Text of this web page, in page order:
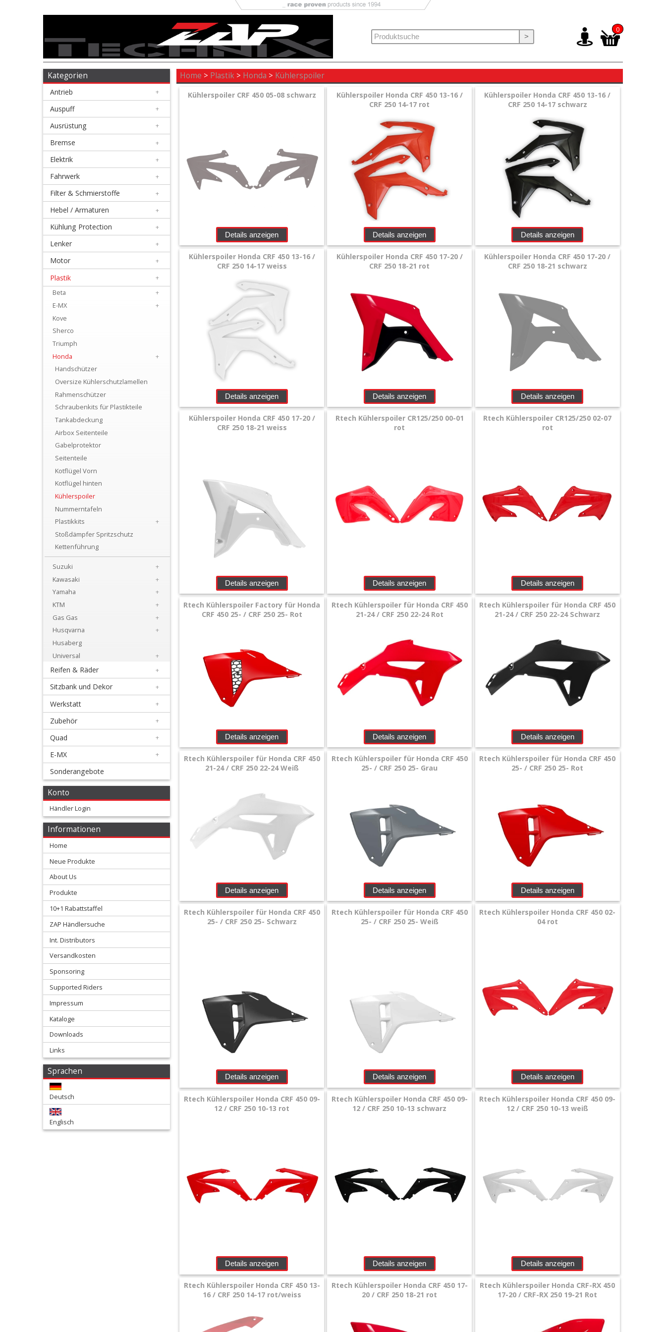
Antrieb
Auspuff
Ausrüstung
Bremse
Elektrik
Fahrwerk
Schmierstoffe
Armaturen
Kühlung
Protection
Sherco
Triumph
Honda
Handschützer
Oversize
Kühlerschutzlamellen
Rahmenschützer
Schraubenkits
Plastikteile
Tankabdeckung
Airbox
Seitenteile
Gabelprotektor
Seitenteile
Kotflügel
Kotflügel
hinten
Kühlerspoiler
Nummerntafeln
Plastikkits
>
0
Kategorien
Antrieb +
Auspuff +
Ausrüstung +
Bremse +
Elektrik +
Fahrwerk +
Filter & Schmierstoffe +
Hebel / Armaturen +
Kühlung Protection +
Lenker +
Motor +
Plastik
+
Beta
+
E-MX
+
Kove
Sherco
Triumph
Honda
+
Handschützer
Oversize Kühlerschutzlamellen
Rahmenschützer
Schraubenkits für Plastikteile
Tankabdeckung
Airbox Seitenteile
Gabelprotektor
Seitenteile
Kotflügel Vorn
Kotflügel hinten
Kühlerspoiler
Nummerntafeln
Plastikkits
+
Stoßdämpfer Spritzschutz
Kettenführung
Suzuki
+
Kawasaki
+
Yamaha
+
KTM
+
Gas Gas
+
Husqvarna
+
Husaberg
Universal
+
Reifen & Räder +
Sitzbank und Dekor +
Werkstatt +
Zubehör +
Quad +
E-MX +
Sonderangebote
Konto
Händler Login
Informationen
Home
Neue Produkte
About Us
Produkte
10+1 Rabattstaffel
ZAP Händlersuche
Int. Distributors
Versandkosten
Sponsoring
Supported Riders
Impressum
Kataloge
Downloads
Links
Sprachen
Deutsch
Englisch
Home > Plastik > Honda > Kühlerspoiler
Kühlerspoiler CRF 450 05-08 schwarz
Details anzeigen
Kühlerspoiler Honda CRF 450 13-16 /
CRF 250 14-17 rot
Details anzeigen
Kühlerspoiler Honda CRF 450 13-16 /
CRF 250 14-17 schwarz
Details anzeigen
Kühlerspoiler Honda CRF 450 13-16 /
CRF 250 14-17 weiss
Details anzeigen
Kühlerspoiler Honda CRF 450 17-20 /
CRF 250 18-21 rot
Details anzeigen
Kühlerspoiler Honda CRF 450 17-20 /
CRF 250 18-21 schwarz
Details anzeigen
Kühlerspoiler Honda CRF 450 17-20 /
CRF 250 18-21 weiss
Details anzeigen
Rtech Kühlerspoiler CR125/250 00-01
rot
Details anzeigen
Rtech Kühlerspoiler CR125/250 02-07
rot
Details anzeigen
Rtech Kühlerspoiler Factory für Honda
CRF 450 25- / CRF 250 25- Rot
Details anzeigen
Rtech Kühlerspoiler für Honda CRF 450
21-24 / CRF 250 22-24 Rot
Details anzeigen
Rtech Kühlerspoiler für Honda CRF 450
21-24 / CRF 250 22-24 Schwarz
Details anzeigen
Rtech Kühlerspoiler für Honda CRF 450
21-24 / CRF 250 22-24 Weiß
Details anzeigen
Rtech Kühlerspoiler für Honda CRF 450
25- / CRF 250 25- Grau
Details anzeigen
Rtech Kühlerspoiler für Honda CRF 450
25- / CRF 250 25- Rot
Details anzeigen
Rtech Kühlerspoiler für Honda CRF 450
25- / CRF 250 25- Schwarz
Details anzeigen
Rtech Kühlerspoiler für Honda CRF 450
25- / CRF 250 25- Weiß
Details anzeigen
Rtech Kühlerspoiler Honda CRF 450 02-
04 rot
Details anzeigen
Rtech Kühlerspoiler Honda CRF 450 09-
12 / CRF 250 10-13 rot
Details anzeigen
Rtech Kühlerspoiler Honda CRF 450 09-
12 / CRF 250 10-13 schwarz
Details anzeigen
Rtech Kühlerspoiler Honda CRF 450 09-
12 / CRF 250 10-13 weiß
Details anzeigen
Rtech Kühlerspoiler Honda CRF 450 13-
16 / CRF 250 14-17 rot/weiss
Rtech Kühlerspoiler Honda CRF 450 17-
20 / CRF 250 18-21 rot
Rtech Kühlerspoiler Honda CRF-RX 450
17-20 / CRF-RX 250 19-21 Rot